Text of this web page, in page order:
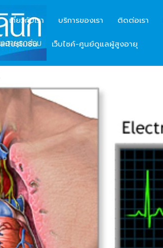
เกี่ยวกับเรา บริการของเรา ติดต่อเรา
ะโปรโมชั่น เว็บไซค์-ศูนย์ดูแลผู้สูงอายุ